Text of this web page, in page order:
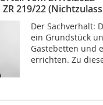
ZR 219/22
Der Sachverhalt:
ein Grundstück
Gästebetten und
errichten. Zu